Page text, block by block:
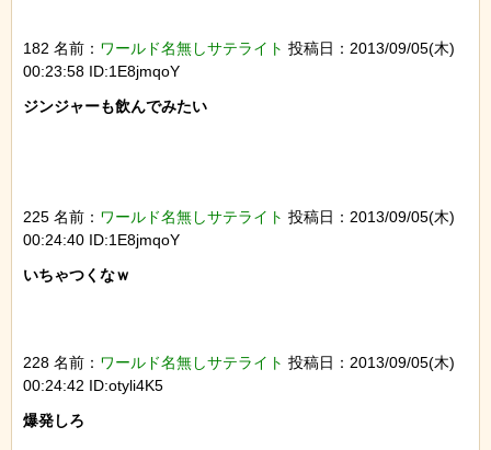
182 名前： ワールド名無しサテライト 投稿日：2013/09/05(木)
00:23:58 ID:1E8jmqoY
ジンジャーも飲んでみたい
225 名前： ワールド名無しサテライト 投稿日：2013/09/05(木)
00:24:40 ID:1E8jmqoY
いちゃつくなｗ
228 名前： ワールド名無しサテライト 投稿日：2013/09/05(木)
00:24:42 ID:otyli4K5
爆発しろ